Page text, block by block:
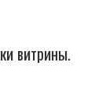
витрины.